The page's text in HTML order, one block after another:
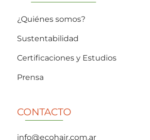
¿Quiénes somos?
Sustentabilidad
Certificaciones y Estudios
Prensa
CONTACTO
info@ecohair.com.ar